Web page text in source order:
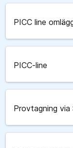
PICC line
PICC-line
Provtagning via